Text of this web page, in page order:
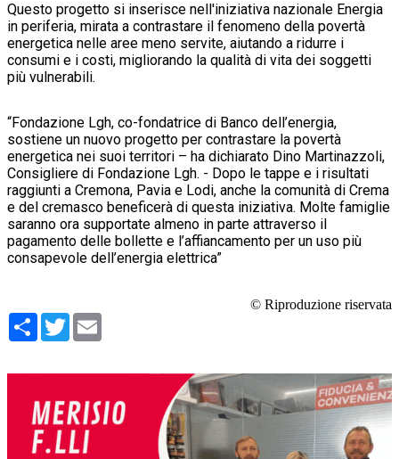
Questo progetto si inserisce nell'iniziativa nazionale Energia
in periferia, mirata a contrastare il fenomeno della povertà
energetica nelle aree meno servite, aiutando a ridurre i
consumi e i costi, migliorando la qualità di vita dei soggetti
più vulnerabili.
“Fondazione Lgh, co-fondatrice di Banco dell’energia,
sostiene un nuovo progetto per contrastare la povertà
energetica nei suoi territori – ha dichiarato Dino Martinazzoli,
Consigliere di Fondazione Lgh. - Dopo le tappe e i risultati
raggiunti a Cremona, Pavia e Lodi, anche la comunità di Crema
e del cremasco beneficerà di questa iniziativa. Molte famiglie
saranno ora supportate almeno in parte attraverso il
pagamento delle bollette e l’affiancamento per un uso più
consapevole dell’energia elettrica”
© Riproduzione riservata
Condividi
Twitter